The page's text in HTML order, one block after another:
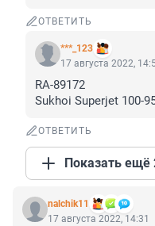
ОТВЕТИТЬ
***_123
17 августа 2022,
RA-89172
Sukhoi Superjet 100-
ОТВЕТИТЬ
Показать ещё
nalchik11
17 августа 2022, 14:31